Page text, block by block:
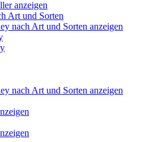
anzeigen
Art und Sorten
nach Art und Sorten anzeigen
nach Art und Sorten anzeigen